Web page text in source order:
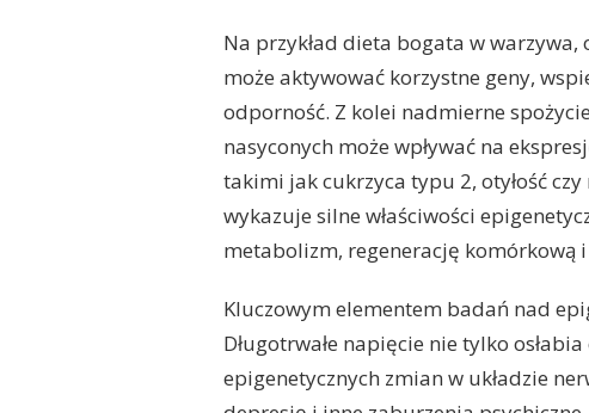
Na przykład dieta bogata w warzywa,
może aktywować korzystne geny,
odporność. Z kolei nadmierne
nasyconych może wpływać na
takimi jak cukrzyca typu 2, otyłość
wykazuje silne właściwości
metabolizm, regenerację komórkową i
Kluczowym elementem badań nad
Długotrwałe napięcie nie tylko
epigenetycznych zmian w układzie